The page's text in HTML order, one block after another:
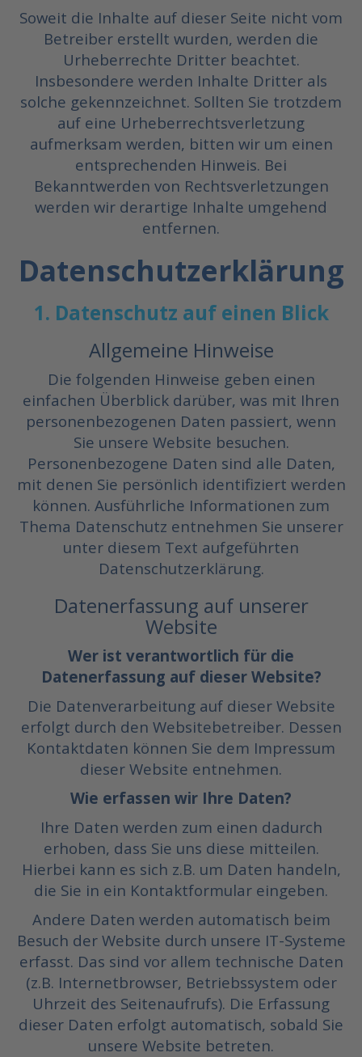
Soweit die Inhalte auf dieser Seite nicht vom
Betreiber erstellt wurden, werden die
Urheberrechte Dritter beachtet.
Insbesondere werden Inhalte Dritter als
solche gekennzeichnet. Sollten Sie trotzdem
auf eine Urheberrechtsverletzung
aufmerksam werden, bitten wir um einen
entsprechenden Hinweis. Bei
Bekanntwerden von Rechtsverletzungen
werden wir derartige Inhalte umgehend
entfernen.
Datenschutzerklärung
1. Datenschutz auf einen Blick
Allgemeine Hinweise
Die folgenden Hinweise geben einen
einfachen Überblick darüber, was mit Ihren
personenbezogenen Daten passiert, wenn
Sie unsere Website besuchen.
Personenbezogene Daten sind alle Daten,
mit denen Sie persönlich identifiziert werden
können. Ausführliche Informationen zum
Thema Datenschutz entnehmen Sie unserer
unter diesem Text aufgeführten
Datenschutzerklärung.
Datenerfassung auf unserer
Website
Wer ist verantwortlich für die
Datenerfassung auf dieser Website?
Die Datenverarbeitung auf dieser Website
erfolgt durch den Websitebetreiber. Dessen
Kontaktdaten können Sie dem Impressum
dieser Website entnehmen.
Wie erfassen wir Ihre Daten?
Ihre Daten werden zum einen dadurch
erhoben, dass Sie uns diese mitteilen.
Hierbei kann es sich z.B. um Daten handeln,
die Sie in ein Kontaktformular eingeben.
Andere Daten werden automatisch beim
Besuch der Website durch unsere IT-Systeme
erfasst. Das sind vor allem technische Daten
(z.B. Internetbrowser, Betriebssystem oder
Uhrzeit des Seitenaufrufs). Die Erfassung
dieser Daten erfolgt automatisch, sobald Sie
unsere Website betreten.